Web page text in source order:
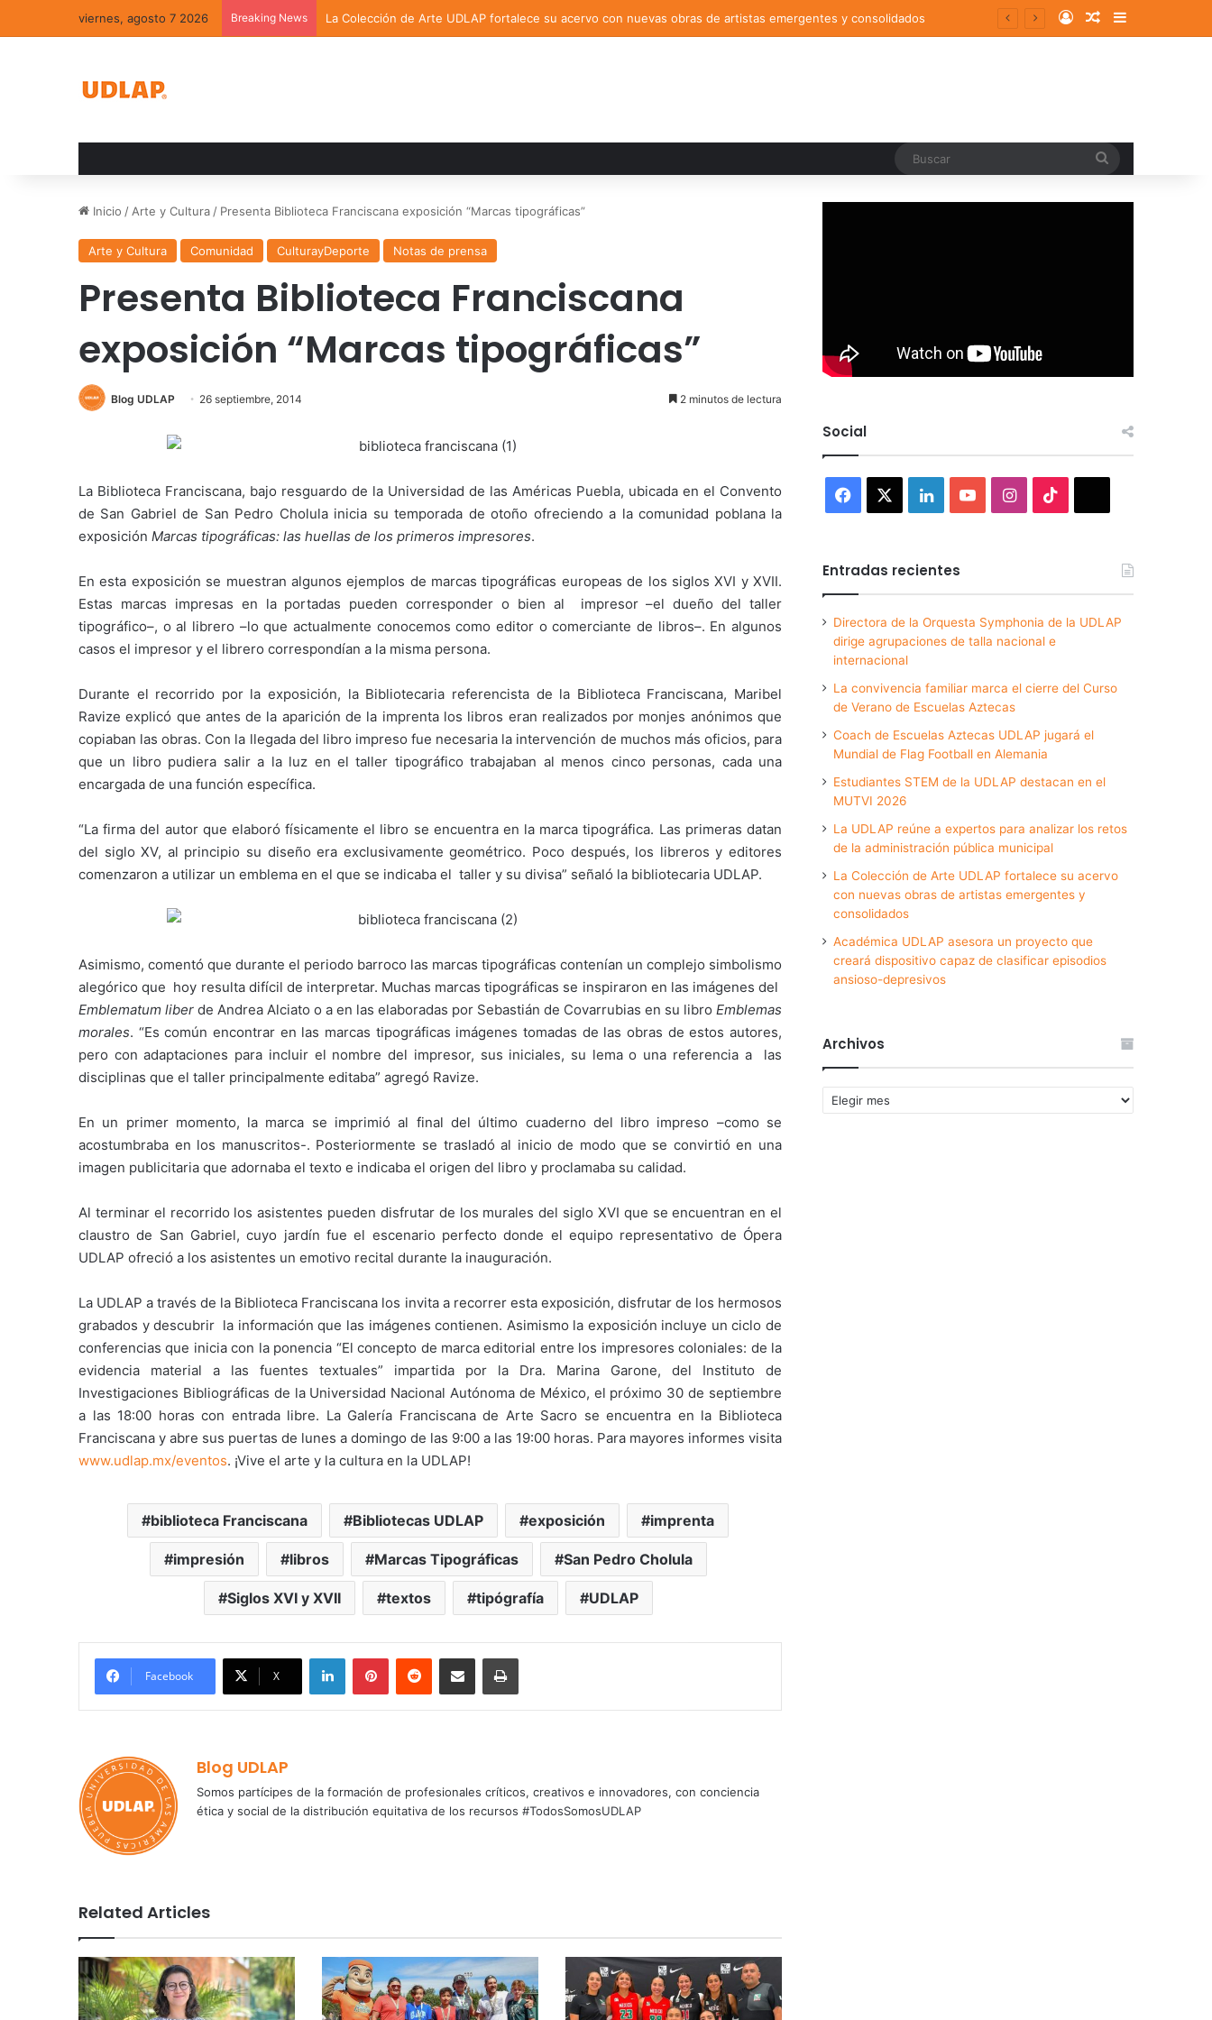
viernes, agosto 7 2026 Breaking News La Colección de Arte UDLAP fortalece su acervo con nuevas obras de artistas emergentes y consolidados Log InRandom Article
Sidebar
Inicio / Arte y Cultura / Presenta Biblioteca Franciscana exposición “Marcas tipográficas”
Arte y Cultura Comunidad CulturayDeporte Notas de prensa
Presenta Biblioteca Franciscana
exposición “Marcas tipográficas”
Blog UDLAP 26 septiembre, 2014 2 minutos de lectura
La Biblioteca Franciscana, bajo resguardo de la Universidad de las Américas Puebla, ubicada en el Convento
de San Gabriel de San Pedro Cholula inicia su temporada de otoño ofreciendo a la comunidad poblana la
exposición Marcas tipográficas: las huellas de los primeros impresores.
En esta exposición se muestran algunos ejemplos de marcas tipográficas europeas de los siglos XVI y XVII.
Estas marcas impresas en la portadas pueden corresponder o bien al impresor –el dueño del taller
tipográfico–, o al librero –lo que actualmente conocemos como editor o comerciante de libros–. En algunos
casos el impresor y el librero correspondían a la misma persona.
Durante el recorrido por la exposición, la Bibliotecaria referencista de la Biblioteca Franciscana, Maribel
Ravize explicó que antes de la aparición de la imprenta los libros eran realizados por monjes anónimos que
copiaban las obras. Con la llegada del libro impreso fue necesaria la intervención de muchos más oficios, para
que un libro pudiera salir a la luz en el taller tipográfico trabajaban al menos cinco personas, cada una
encargada de una función específica.
“La firma del autor que elaboró físicamente el libro se encuentra en la marca tipográfica. Las primeras datan
del siglo XV, al principio su diseño era exclusivamente geométrico. Poco después, los libreros y editores
comenzaron a utilizar un emblema en el que se indicaba el taller y su divisa” señaló la bibliotecaria UDLAP.
Asimismo, comentó que durante el periodo barroco las marcas tipográficas contenían un complejo simbolismo
alegórico que hoy resulta difícil de interpretar. Muchas marcas tipográficas se inspiraron en las imágenes del
Emblematum liber de Andrea Alciato o a en las elaboradas por Sebastián de Covarrubias en su libro Emblemas
morales. “Es común encontrar en las marcas tipográficas imágenes tomadas de las obras de estos autores,
pero con adaptaciones para incluir el nombre del impresor, sus iniciales, su lema o una referencia a las
disciplinas que el taller principalmente editaba” agregó Ravize.
En un primer momento, la marca se imprimió al final del último cuaderno del libro impreso –como se
acostumbraba en los manuscritos-. Posteriormente se trasladó al inicio de modo que se convirtió en una
imagen publicitaria que adornaba el texto e indicaba el origen del libro y proclamaba su calidad.
Al terminar el recorrido los asistentes pueden disfrutar de los murales del siglo XVI que se encuentran en el
claustro de San Gabriel, cuyo jardín fue el escenario perfecto donde el equipo representativo de Ópera
UDLAP ofreció a los asistentes un emotivo recital durante la inauguración.
La UDLAP a través de la Biblioteca Franciscana los invita a recorrer esta exposición, disfrutar de los hermosos
grabados y descubrir la información que las imágenes contienen. Asimismo la exposición incluye un ciclo de
conferencias que inicia con la ponencia “El concepto de marca editorial entre los impresores coloniales: de la
evidencia material a las fuentes textuales” impartida por la Dra. Marina Garone, del Instituto de
Investigaciones Bibliográficas de la Universidad Nacional Autónoma de México, el próximo 30 de septiembre
a las 18:00 horas con entrada libre. La Galería Franciscana de Arte Sacro se encuentra en la Biblioteca
Franciscana y abre sus puertas de lunes a domingo de las 9:00 a las 19:00 horas. Para mayores informes visita
www.udlap.mx/eventos. ¡Vive el arte y la cultura en la UDLAP!
biblioteca Franciscana Bibliotecas UDLAP exposición imprenta
impresión libros Marcas Tipográficas San Pedro Cholula
Siglos XVI y XVII textos tipógrafía UDLAP
Facebook X
LinkedInPinterestReddit Share via Email Print
Blog UDLAP
Somos partícipes de la formación de profesionales críticos, creativos e innovadores, con conciencia
ética y social de la distribución equitativa de los recursos #TodosSomosUDLAP
Related Articles
Social
Facebook LinkedInYouTubeInstagram
Entradas recientes
Directora de la Orquesta Symphonia de la UDLAP
dirige agrupaciones de talla nacional e
internacional
La convivencia familiar marca el cierre del Curso
de Verano de Escuelas Aztecas
Coach de Escuelas Aztecas UDLAP jugará el
Mundial de Flag Football en Alemania
Estudiantes STEM de la UDLAP destacan en el
MUTVI 2026
La UDLAP reúne a expertos para analizar los retos
de la administración pública municipal
La Colección de Arte UDLAP fortalece su acervo
con nuevas obras de artistas emergentes y
consolidados
Académica UDLAP asesora un proyecto que
creará dispositivo capaz de clasificar episodios
ansioso-depresivos
Archivos
Archivos